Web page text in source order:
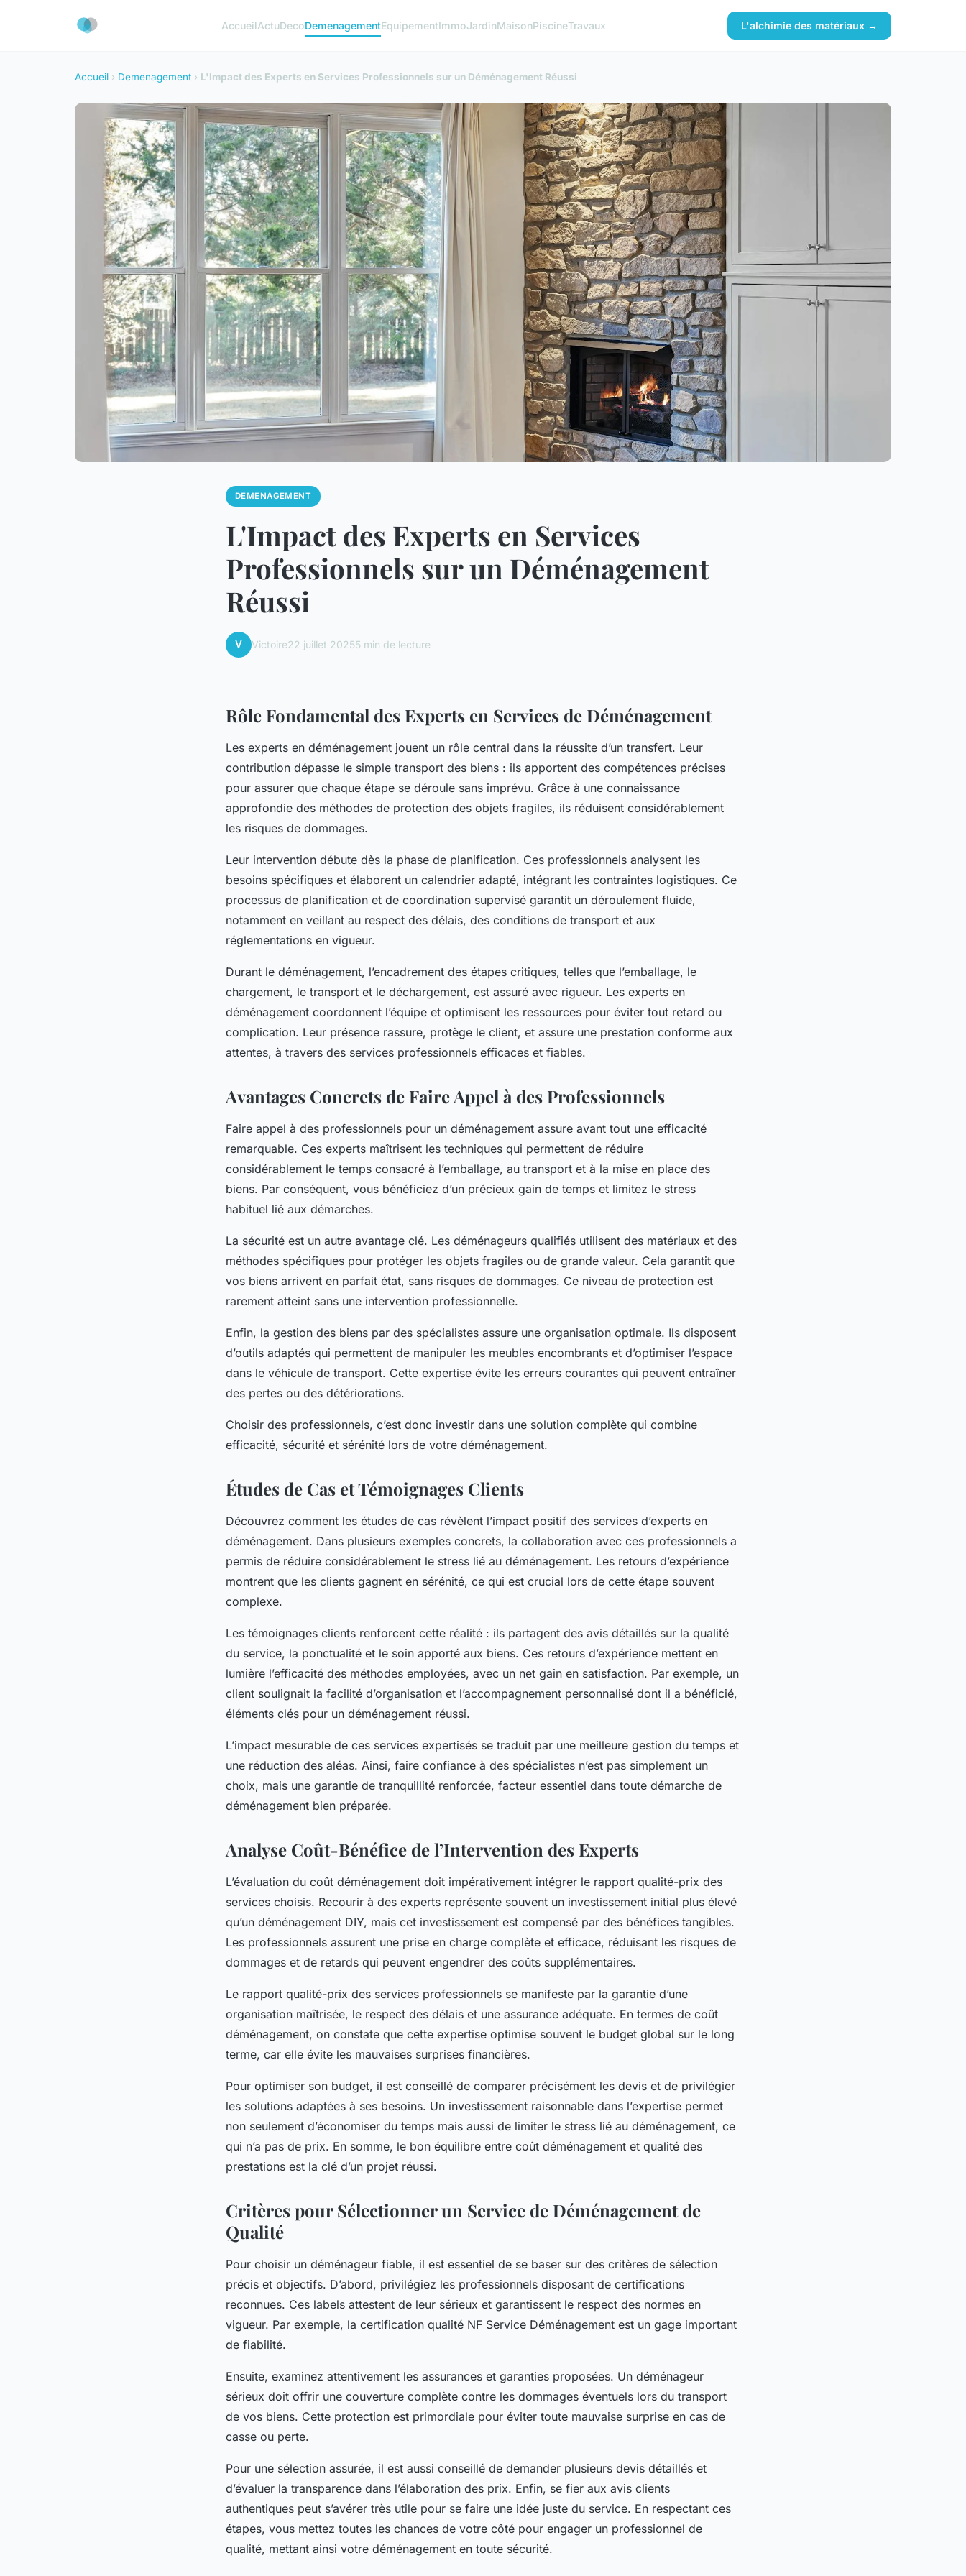
AccueilActuDecoDemenagementEquipementImmoJardinMaisonPiscineTravaux L'alchimie des matériaux →
Accueil › Demenagement › L'Impact des Experts en Services Professionnels sur un Déménagement Réussi
DEMENAGEMENT
L'Impact des Experts en Services
Professionnels sur un Déménagement
Réussi
V Victoire22 juillet 20255 min de lecture
Rôle Fondamental des Experts en Services de Déménagement
Les experts en déménagement jouent un rôle central dans la réussite d’un transfert. Leur
contribution dépasse le simple transport des biens : ils apportent des compétences précises
pour assurer que chaque étape se déroule sans imprévu. Grâce à une connaissance
approfondie des méthodes de protection des objets fragiles, ils réduisent considérablement
les risques de dommages.
Leur intervention débute dès la phase de planification. Ces professionnels analysent les
besoins spécifiques et élaborent un calendrier adapté, intégrant les contraintes logistiques. Ce
processus de planification et de coordination supervisé garantit un déroulement fluide,
notamment en veillant au respect des délais, des conditions de transport et aux
réglementations en vigueur.
Durant le déménagement, l’encadrement des étapes critiques, telles que l’emballage, le
chargement, le transport et le déchargement, est assuré avec rigueur. Les experts en
déménagement coordonnent l’équipe et optimisent les ressources pour éviter tout retard ou
complication. Leur présence rassure, protège le client, et assure une prestation conforme aux
attentes, à travers des services professionnels efficaces et fiables.
Avantages Concrets de Faire Appel à des Professionnels
Faire appel à des professionnels pour un déménagement assure avant tout une efficacité
remarquable. Ces experts maîtrisent les techniques qui permettent de réduire
considérablement le temps consacré à l’emballage, au transport et à la mise en place des
biens. Par conséquent, vous bénéficiez d’un précieux gain de temps et limitez le stress
habituel lié aux démarches.
La sécurité est un autre avantage clé. Les déménageurs qualifiés utilisent des matériaux et des
méthodes spécifiques pour protéger les objets fragiles ou de grande valeur. Cela garantit que
vos biens arrivent en parfait état, sans risques de dommages. Ce niveau de protection est
rarement atteint sans une intervention professionnelle.
Enfin, la gestion des biens par des spécialistes assure une organisation optimale. Ils disposent
d’outils adaptés qui permettent de manipuler les meubles encombrants et d’optimiser l’espace
dans le véhicule de transport. Cette expertise évite les erreurs courantes qui peuvent entraîner
des pertes ou des détériorations.
Choisir des professionnels, c’est donc investir dans une solution complète qui combine
efficacité, sécurité et sérénité lors de votre déménagement.
Études de Cas et Témoignages Clients
Découvrez comment les études de cas révèlent l’impact positif des services d’experts en
déménagement. Dans plusieurs exemples concrets, la collaboration avec ces professionnels a
permis de réduire considérablement le stress lié au déménagement. Les retours d’expérience
montrent que les clients gagnent en sérénité, ce qui est crucial lors de cette étape souvent
complexe.
Les témoignages clients renforcent cette réalité : ils partagent des avis détaillés sur la qualité
du service, la ponctualité et le soin apporté aux biens. Ces retours d’expérience mettent en
lumière l’efficacité des méthodes employées, avec un net gain en satisfaction. Par exemple, un
client soulignait la facilité d’organisation et l’accompagnement personnalisé dont il a bénéficié,
éléments clés pour un déménagement réussi.
L’impact mesurable de ces services expertisés se traduit par une meilleure gestion du temps et
une réduction des aléas. Ainsi, faire confiance à des spécialistes n’est pas simplement un
choix, mais une garantie de tranquillité renforcée, facteur essentiel dans toute démarche de
déménagement bien préparée.
Analyse Coût-Bénéfice de l’Intervention des Experts
L’évaluation du coût déménagement doit impérativement intégrer le rapport qualité-prix des
services choisis. Recourir à des experts représente souvent un investissement initial plus élevé
qu’un déménagement DIY, mais cet investissement est compensé par des bénéfices tangibles.
Les professionnels assurent une prise en charge complète et efficace, réduisant les risques de
dommages et de retards qui peuvent engendrer des coûts supplémentaires.
Le rapport qualité-prix des services professionnels se manifeste par la garantie d’une
organisation maîtrisée, le respect des délais et une assurance adéquate. En termes de coût
déménagement, on constate que cette expertise optimise souvent le budget global sur le long
terme, car elle évite les mauvaises surprises financières.
Pour optimiser son budget, il est conseillé de comparer précisément les devis et de privilégier
les solutions adaptées à ses besoins. Un investissement raisonnable dans l’expertise permet
non seulement d’économiser du temps mais aussi de limiter le stress lié au déménagement, ce
qui n’a pas de prix. En somme, le bon équilibre entre coût déménagement et qualité des
prestations est la clé d’un projet réussi.
Critères pour Sélectionner un Service de Déménagement de
Qualité
Pour choisir un déménageur fiable, il est essentiel de se baser sur des critères de sélection
précis et objectifs. D’abord, privilégiez les professionnels disposant de certifications
reconnues. Ces labels attestent de leur sérieux et garantissent le respect des normes en
vigueur. Par exemple, la certification qualité NF Service Déménagement est un gage important
de fiabilité.
Ensuite, examinez attentivement les assurances et garanties proposées. Un déménageur
sérieux doit offrir une couverture complète contre les dommages éventuels lors du transport
de vos biens. Cette protection est primordiale pour éviter toute mauvaise surprise en cas de
casse ou perte.
Pour une sélection assurée, il est aussi conseillé de demander plusieurs devis détaillés et
d’évaluer la transparence dans l’élaboration des prix. Enfin, se fier aux avis clients
authentiques peut s’avérer très utile pour se faire une idée juste du service. En respectant ces
étapes, vous mettez toutes les chances de votre côté pour engager un professionnel de
qualité, mettant ainsi votre déménagement en toute sécurité.